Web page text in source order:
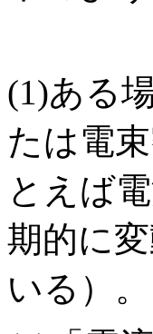
(1)ある
たは電
とえば
期的に
いる）。